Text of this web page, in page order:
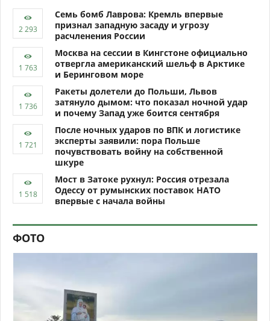
Семь бомб Лаврова: Кремль впервые
признал западную засаду и угрозу
расчленения России
Москва на сессии в Кингстоне официально
отвергла американский шельф в Арктике
и Беринговом море
Ракеты долетели до Польши, Львов
затянуло дымом: что показал ночной удар
и почему Запад уже боится сентября
После ночных ударов по ВПК и логистике
эксперты заявили: пора Польше
почувствовать войну на собственной
шкуре
Мост в Затоке рухнул: Россия отрезала
Одессу от румынских поставок НАТО
впервые с начала войны
ФОТО